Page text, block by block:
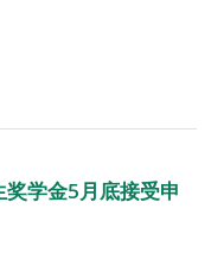
学金5月底接受申